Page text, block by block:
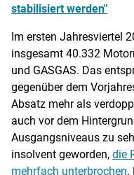
stabilisiert werden"
Im ersten Jahresviertel
insgesamt 40.332
und GASGAS. Das
gegenüber dem
Absatz mehr als
auch vor dem
Ausgangsniveaus zu
insolvent geworden, die
mehrfach unterbrochen.